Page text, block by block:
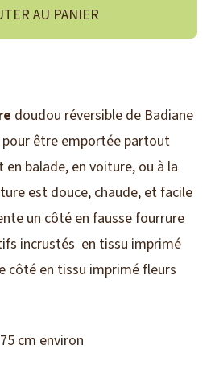
AU PANIER
doudou réversible de Badiane
être emportée partout
en balade, en voiture, ou à la
est douce, chaude, et facile
un côté en fausse fourrure
incrustés en tissu imprimé
côté en tissu imprimé fleurs
cm environ